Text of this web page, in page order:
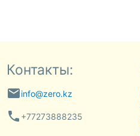
Контакты:
emailinfo@zero.kz
phone +77273888235